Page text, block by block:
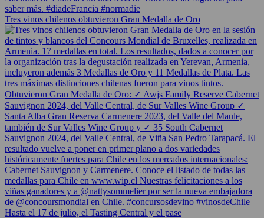
Tres vinos chilenos obtuvieron Gran Medalla de Oro
Hasta el 17 de julio, el Tasting Central y el pase